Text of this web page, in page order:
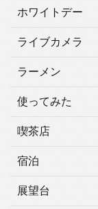
ホワイトデー
ライブカメラ
ラーメン
使ってみた
喫茶店
宿泊
展望台